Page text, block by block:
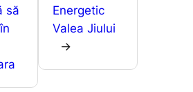
să
Energetic
Valea Jiului
→